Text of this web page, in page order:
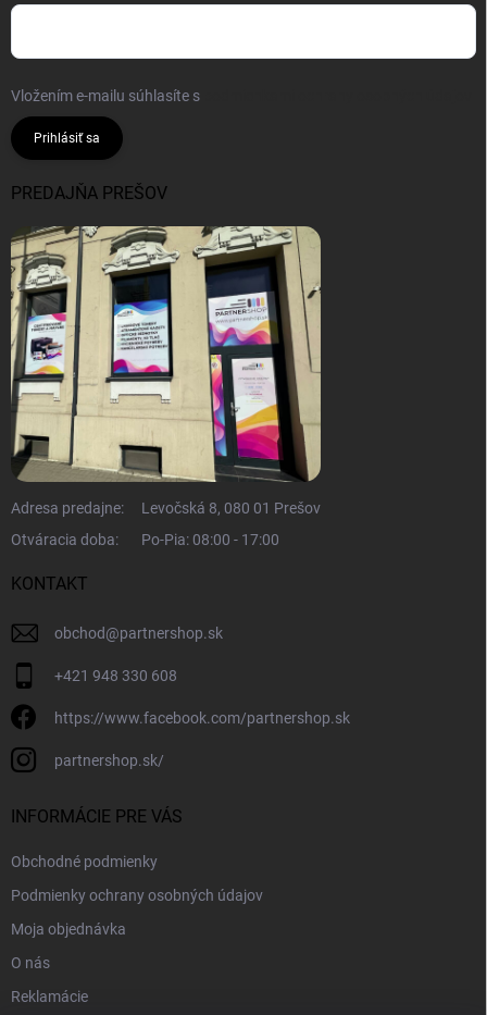
Vložením e-mailu súhlasíte s
Prihlásiť sa
PREDAJŇA PREŠOV
Adresa predajne:
Levočská 8, 080 01 Prešov
Otváracia doba:
Po-Pia: 08:00 - 17:00
KONTAKT
obchod@partnershop.sk
+421 948 330 608
https://www.facebook.com/partnershop.sk
partnershop.sk/
INFORMÁCIE PRE VÁS
Obchodné podmienky
Podmienky ochrany osobných údajov
Moja objednávka
O nás
Reklamácie